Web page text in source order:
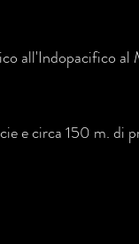
all'Indopacifico al
e circa 150 m. di